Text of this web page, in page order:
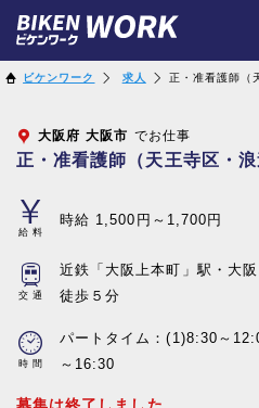
ビケンワーク 求人 正・准看護師（
大阪府 大阪市 でお仕事
正・准看護師（天王寺区・浪
給料
時給 1,500円～1,700円
交通
近鉄「大阪上本町」駅・大
徒歩５分
時間
パートタイム：(1)8:30～
～16:30